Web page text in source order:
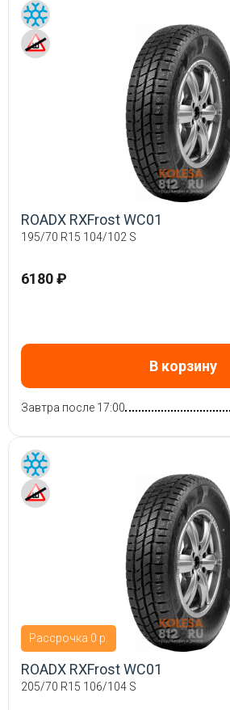
ROADX RXFrost WC01
195/70 R15 104/102 S
6180 ₽
В корзину
Завтра после 17:00
Рассрочка 0 р.
ROADX RXFrost WC01
205/70 R15 106/104 S